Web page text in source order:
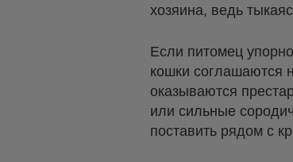
хозяина, ведь
Если питомец
кошки соглашаются
оказываются
или сильные
поставить рядом с